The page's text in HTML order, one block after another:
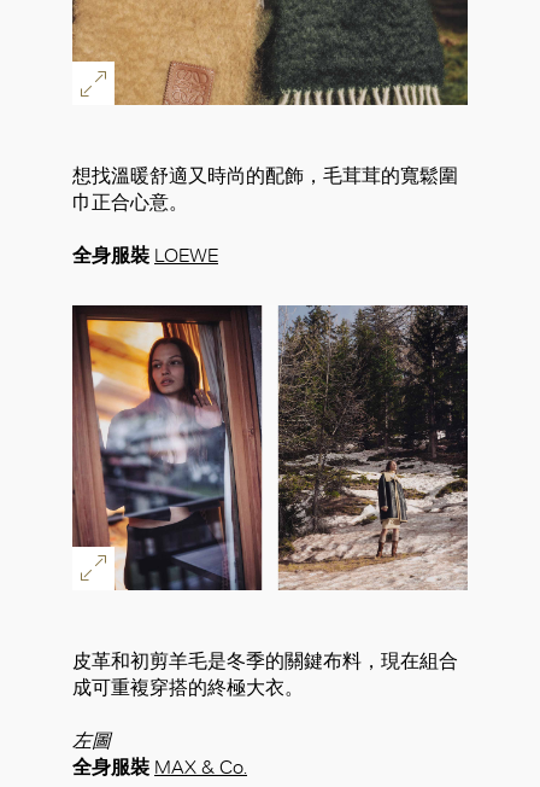
想找溫暖舒適又時尚的配飾，毛茸茸的寬鬆圍
巾正合心意。
全身服裝 LOEWE
皮革和初剪羊毛是冬季的關鍵布料，現在組合
成可重複穿搭的終極大衣。
左圖
全身服裝 MAX & Co.
好